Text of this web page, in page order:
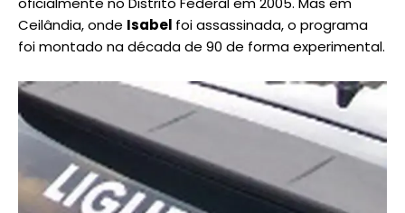
Ceilândia, onde Isabel foi assassinada, o programa
foi montado na década de 90 de forma experimental.